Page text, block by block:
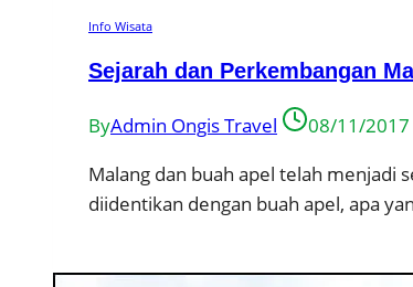
Info Wisata
Sejarah dan Perkembangan
ByAdmin Ongis Travel
08/11/2017
Malang dan buah apel telah menjadi
diidentikan dengan buah apel, apa